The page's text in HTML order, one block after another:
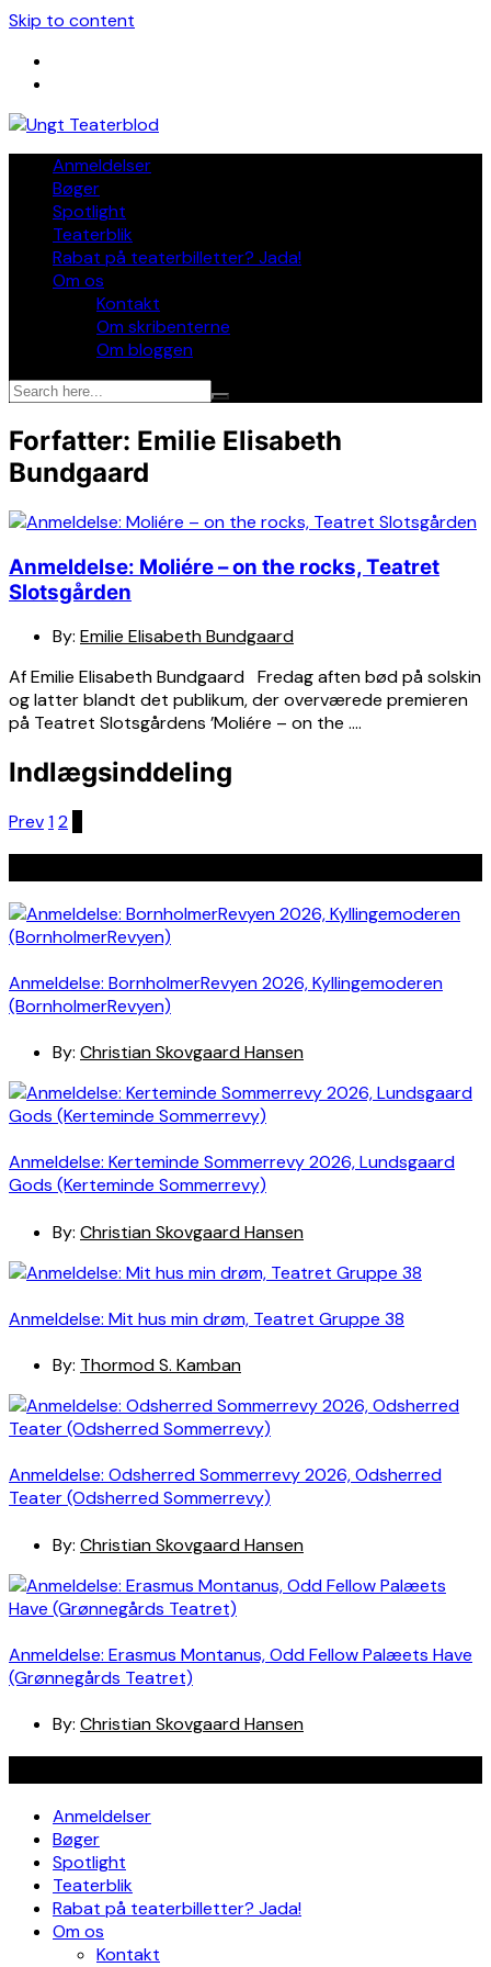
Skip to content
Anmeldelser
Bøger
Spotlight
Teaterblik
Rabat på teaterbilletter? Jada!
Om os
Kontakt
Om skribenterne
Om bloggen
Forfatter: Emilie Elisabeth
Bundgaard
Anmeldelse: Moliére – on the rocks, Teatret
Slotsgården
By: Emilie Elisabeth Bundgaard
Af Emilie Elisabeth Bundgaard Fredag aften bød på solskin
og latter blandt det publikum, der overværede premieren
på Teatret Slotsgårdens ’Moliére – on the ….
Indlægsinddeling
Prev12
Anmeldelse: BornholmerRevyen 2026, Kyllingemoderen
(BornholmerRevyen)
By: Christian Skovgaard Hansen
Anmeldelse: Kerteminde Sommerrevy 2026, Lundsgaard
Gods (Kerteminde Sommerrevy)
By: Christian Skovgaard Hansen
Anmeldelse: Mit hus min drøm, Teatret Gruppe 38
By: Thormod S. Kamban
Anmeldelse: Odsherred Sommerrevy 2026, Odsherred
Teater (Odsherred Sommerrevy)
By: Christian Skovgaard Hansen
Anmeldelse: Erasmus Montanus, Odd Fellow Palæets Have
(Grønnegårds Teatret)
By: Christian Skovgaard Hansen
Anmeldelser
Bøger
Spotlight
Teaterblik
Rabat på teaterbilletter? Jada!
Om os
Kontakt